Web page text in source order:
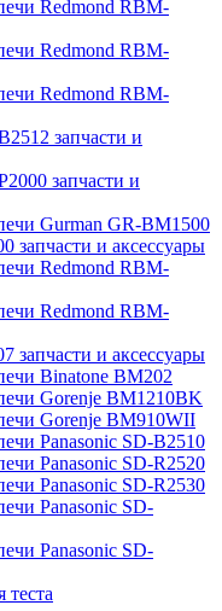
Redmond RBM-
Redmond RBM-
Redmond RBM-
запчасти и
запчасти и
Gurman GR-BM1500
запчасти и аксессуары
Redmond RBM-
Redmond RBM-
запчасти и аксессуары
Binatone BM202
Gorenje BM1210BK
Gorenje BM910WII
Panasonic SD-B2510
Panasonic SD-R2520
Panasonic SD-R2530
Panasonic SD-
Panasonic SD-
теста